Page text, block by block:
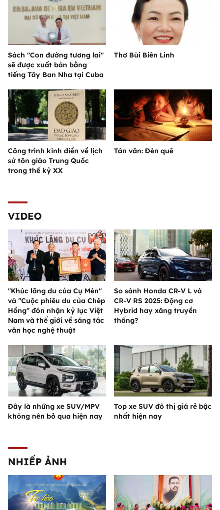
Sách "Con đường tương lai"
sẽ được xuất bản bằng
tiếng Tây Ban Nha tại Cuba
Thơ Bùi Biên Linh
Công trình kinh điển về lịch
sử tôn giáo Trung Quốc
trong thế kỷ XX
Tản văn: Đèn quê
VIDEO
"Khúc lãng du của Cụ Mén"
và "Cuộc phiêu du của Chép
Hồng" đón nhận kỷ lục Việt
Nam và thế giới về sáng tác
văn học nghệ thuật
So sánh Honda CR-V L và
CR-V RS 2025: Động cơ
Hybrid hay xăng truyền
thống?
Đây là những xe SUV/MPV
không nên bỏ qua hiện nay
Top xe SUV đô thị giá rẻ bậc
nhất hiện nay
NHIẾP ẢNH